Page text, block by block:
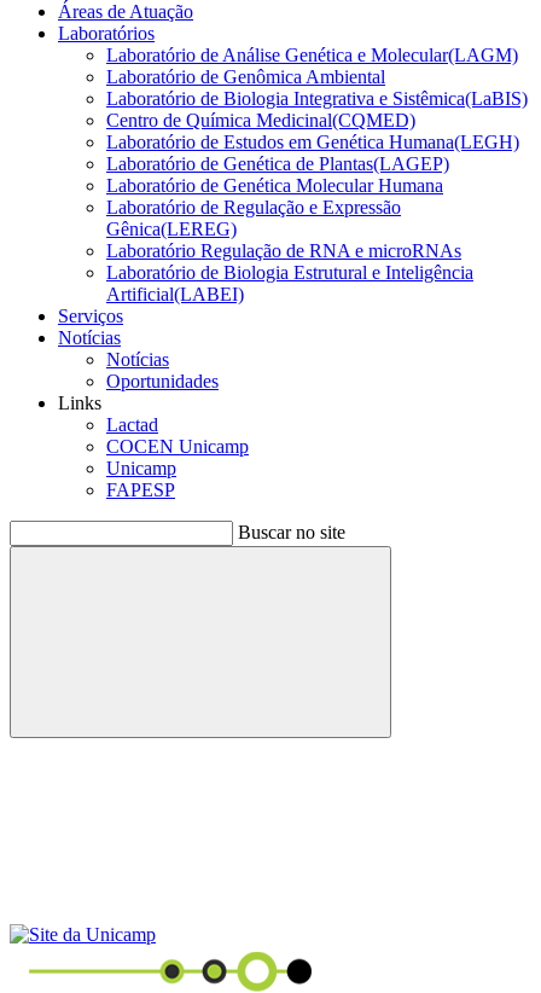
Áreas de Atuação
Laboratórios
Laboratório de Análise Genética e Molecular(LAGM)
Laboratório de Genômica Ambiental
Laboratório de Biologia Integrativa e Sistêmica(LaBIS)
Centro de Química Medicinal(CQMED)
Laboratório de Estudos em Genética Humana(LEGH)
Laboratório de Genética de Plantas(LAGEP)
Laboratório de Genética Molecular Humana
Laboratório de Regulação e Expressão
Gênica(LEREG)
Laboratório Regulação de RNA e microRNAs
Laboratório de Biologia Estrutural e Inteligência
Artificial(LABEI)
Serviços
Notícias
Notícias
Oportunidades
Links
Lactad
COCEN Unicamp
Unicamp
FAPESP
Buscar no site
Buscar